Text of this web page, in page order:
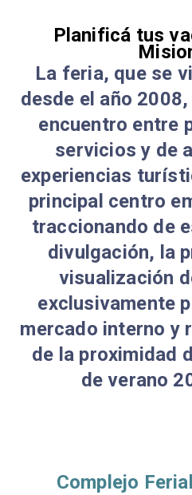
Planificá tus
La feria, que se
desde el año
encuentro entre
servicios y de
experiencias
principal centro
traccionando de
divulgación, la
visualización
exclusivamente
mercado interno y
de la proximidad
de verano
Complejo